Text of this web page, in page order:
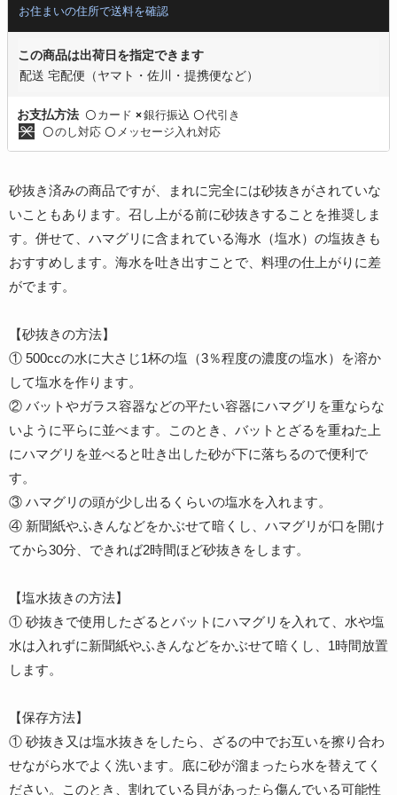
お住まいの住所で送料を確認
この商品は出荷日を指定できます
配送 宅配便（ヤマト・佐川・提携便など）
お支払方法 〇 カード ×銀行振込 〇代引き
〇のし対応 〇 メッセージ入れ対応
砂抜き済みの商品ですが、まれに完全には砂抜きがされていな
いこともあります。召し上がる前に砂抜きすることを推奨しま
す。併せて、ハマグリに含まれている海水（塩水）の塩抜きも
おすすめします。海水を吐き出すことで、料理の仕上がりに差
がでます。
【砂抜きの方法】
① 500ccの水に大さじ1杯の塩（3％程度の濃度の塩水）を溶か
して塩水を作ります。
② バットやガラス容器などの平たい容器にハマグリを重ならな
いように平らに並べます。このとき、バットとざるを重ねた上
にハマグリを並べると吐き出した砂が下に落ちるので便利で
す。
③ ハマグリの頭が少し出るくらいの塩水を入れます。
④ 新聞紙やふきんなどをかぶせて暗くし、ハマグリが口を開け
てから30分、できれば2時間ほど砂抜きをします。
【塩水抜きの方法】
① 砂抜きで使用したざるとバットにハマグリを入れて、水や塩
水は入れずに新聞紙やふきんなどをかぶせて暗くし、1時間放置
します。
【保存方法】
① 砂抜き又は塩水抜きをしたら、ざるの中でお互いを擦り合わ
せながら水でよく洗います。底に砂が溜まったら水を替えてく
ださい。このとき、割れている貝があったら傷んでいる可能性